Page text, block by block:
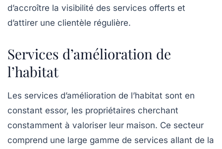
d’accroître la visibilité des services offerts et
d’attirer une clientèle régulière.
Services d’amélioration de
l’habitat
Les services d’amélioration de l’habitat sont en
constant essor, les propriétaires cherchant
constamment à valoriser leur maison. Ce secteur
comprend une large gamme de services allant de la